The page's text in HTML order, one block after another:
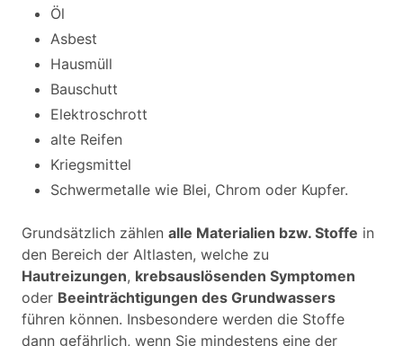
Öl
Asbest
Hausmüll
Bauschutt
Elektroschrott
alte Reifen
Kriegsmittel
Schwermetalle wie Blei, Chrom oder Kupfer.
Grundsätzlich zählen alle Materialien bzw. Stoffe in
den Bereich der Altlasten, welche zu
Hautreizungen, krebsauslösenden Symptomen
oder Beeinträchtigungen des Grundwassers
führen können. Insbesondere werden die Stoffe
dann gefährlich, wenn Sie mindestens eine der